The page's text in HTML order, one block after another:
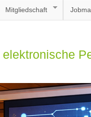
Mitgliedschaft